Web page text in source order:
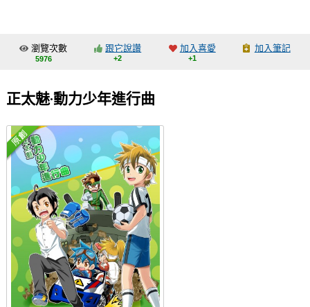
交流中心
會員功能選單
會員中心
註冊會員
登入
瀏覽次數
5976
跟它說讚
+2
加入喜愛
+1
加入筆記
正太魅‧動力少年進行曲